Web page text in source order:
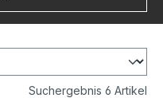
Suchergebnis 6 Artikel